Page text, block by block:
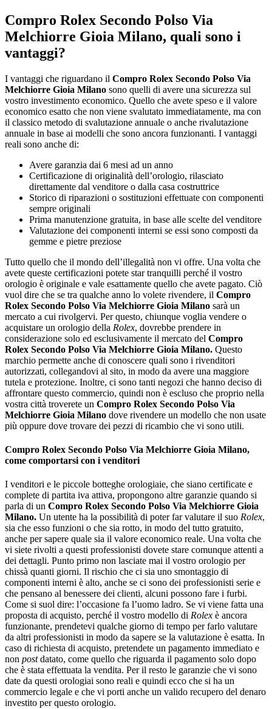
Compro Rolex Secondo Polso Via
Melchiorre Gioia Milano, quali sono i
vantaggi?
I vantaggi che riguardano il Compro Rolex Secondo Polso Via
Melchiorre Gioia Milano sono quelli di avere una sicurezza sul
vostro investimento economico. Quello che avete speso e il valore
economico esatto che non viene svalutato immediatamente, ma con
il classico metodo di svalutazione annuale o anche rivalutazione
annuale in base ai modelli che sono ancora funzionanti. I vantaggi
reali sono anche di:
Avere garanzia dai 6 mesi ad un anno
Certificazione di originalità dell’orologio, rilasciato
direttamente dal venditore o dalla casa costruttrice
Storico di riparazioni o sostituzioni effettuate con componenti
sempre originali
Prima manutenzione gratuita, in base alle scelte del venditore
Valutazione dei componenti interni se essi sono composti da
gemme e pietre preziose
Tutto quello che il mondo dell’illegalità non vi offre. Una volta che
avete queste certificazioni potete star tranquilli perché il vostro
orologio è originale e vale esattamente quello che avete pagato. Ciò
vuol dire che se tra qualche anno lo volete rivendere, il Compro
Rolex Secondo Polso Via Melchiorre Gioia Milano sarà un
mercato a cui rivolgervi. Per questo, chiunque voglia vendere o
acquistare un orologio della Rolex, dovrebbe prendere in
considerazione solo ed esclusivamente il mercato del Compro
Rolex Secondo Polso Via Melchiorre Gioia Milano. Questo
marchio permette anche di conoscere quali sono i rivenditori
autorizzati, collegandovi al sito, in modo da avere una maggiore
tutela e protezione. Inoltre, ci sono tanti negozi che hanno deciso di
affrontare questo commercio, quindi non è escluso che proprio nella
vostra città troverete un Compro Rolex Secondo Polso Via
Melchiorre Gioia Milano dove rivendere un modello che non usate
più oppure dove trovare dei pezzi di ricambio che vi sono utili.
Compro Rolex Secondo Polso Via Melchiorre Gioia Milano,
come comportarsi con i venditori
I venditori e le piccole botteghe orologiaie, che siano certificate e
complete di partita iva attiva, propongono altre garanzie quando si
parla di un Compro Rolex Secondo Polso Via Melchiorre Gioia
Milano. Un utente ha la possibilità di poter far valutare il suo Rolex,
sia che esso funzioni o che sia rotto, in modo del tutto gratuito,
anche per sapere quale sia il valore economico reale. Una volta che
vi siete rivolti a questi professionisti dovete stare comunque attenti a
dei dettagli. Punto primo non lasciate mai il vostro orologio per
chissà quanti giorni. Il rischio che ci sia uno smontaggio di
componenti interni è alto, anche se ci sono dei professionisti serie e
che pensano al benessere dei clienti, alcuni possono fare i furbi.
Come si suol dire: l’occasione fa l’uomo ladro. Se vi viene fatta una
proposta di acquisto, perché il vostro modello di Rolex è ancora
funzionante, prendetevi qualche giorno di tempo per farlo valutare
da altri professionisti in modo da sapere se la valutazione è esatta. In
caso di richiesta di acquisto, pretendete un pagamento immediato e
non postdatato, come quello che riguarda il pagamento solo dopo
che è stata effettuata la vendita. Per il resto le garanzie che vi sono
date da questi orologiai sono reali e quindi ecco che si ha un
commercio legale e che vi porti anche un valido recupero del denaro
investito per questo orologio.